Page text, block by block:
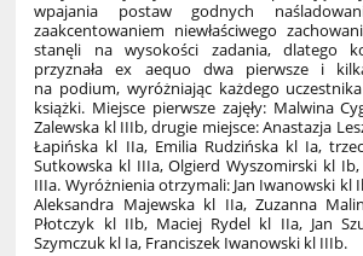
wpajania postaw godnych
zaakcentowaniem niewłaściwego
stanęli na wysokości zadania, dlatego
przyznała ex aequo dwa pierwsze i
na podium, wyróżniając każdego
książki. Miejsce pierwsze zajęły: Malwina
Zalewska kl IIIb, drugie miejsce: Anastazja
Łapińska kl IIa, Emilia Rudzińska kl Ia,
Sutkowska kl IIIa, Olgierd Wyszomirski kl Ib,
IIIa. Wyróżnienia otrzymali: Jan Iwanowski kl
Aleksandra Majewska kl IIa, Zuzanna
Płotczyk kl IIb, Maciej Rydel kl IIa, Jan
Szymczuk kl Ia, Franciszek Iwanowski kl IIIb.